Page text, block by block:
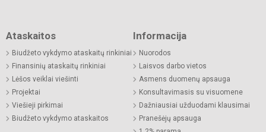
Ataskaitos
Biudžeto vykdymo ataskaitų rinkiniai
Finansinių ataskaitų rinkiniai
Lėšos veiklai viešinti
Projektai
Viešieji pirkimai
Biudžeto vykdymo ataskaitos
Informacija
Nuorodos
Laisvos darbo vietos
Asmens duomenų apsauga
Konsultavimasis su visuomene
Dažniausiai užduodami klausimai
Pranešėjų apsauga